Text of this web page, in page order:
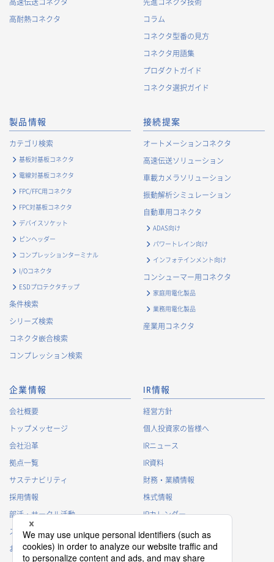
高耐熱コネクタ
コラム
コネクタ型番の見方
コネクタ用語集
プロダクトガイド
コネクタ選択ガイド
製品情報
カテゴリ検索
基板対基板コネクタ
電線対基板コネクタ
FPC/FFC用コネクタ
FPC対基板コネクタ
デバイスソケット
ピンヘッダー
コンプレッションターミナル
I/Oコネクタ
ESDプロテクタチップ
条件検索
シリーズ検索
コネクタ嵌合検索
コンプレッション検索
接続提案
オートメーションコネクタ
高速伝送ソリューション
車載カメラソリューション
振動解析シミュレーション
自動車用コネクタ
ADAS向け
パワートレイン向け
インフォテインメント向け
コンシューマー用コネクタ
家庭用電化製品
業務用電化製品
産業用コネクタ
企業情報
会社概要
トップメッセージ
会社沿革
拠点一覧
サステナビリティ
採用情報
部活・サークル活動
スポンサー活動
お問い合わせ
IR情報
経営方針
個人投資家の皆様へ
IRニュース
IR資料
財務・業績情報
株式情報
IRカレンダー
IRに関するよくあるご質問
IRポリシー